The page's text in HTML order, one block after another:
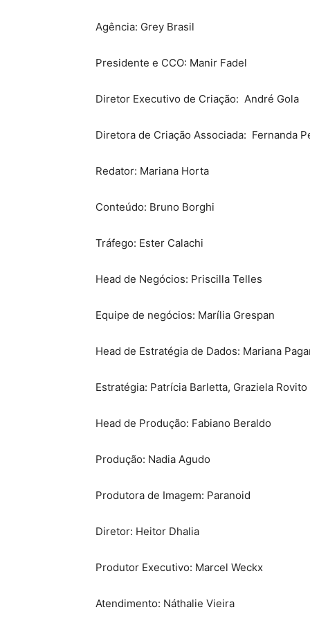
Agência: Grey Brasil
Presidente e CCO: Manir Fadel
Diretor Executivo de Criação: André Gola
Diretora de Criação Associada: Fernanda
Redator: Mariana Horta
Conteúdo: Bruno Borghi
Tráfego: Ester Calachi
Head de Negócios: Priscilla Telles
Equipe de negócios: Marília Grespan
Head de Estratégia de Dados: Mariana
Estratégia: Patrícia Barletta, Graziela Rovito
Head de Produção: Fabiano Beraldo
Produção: Nadia Agudo
Produtora de Imagem: Paranoid
Diretor: Heitor Dhalia
Produtor Executivo: Marcel Weckx
Atendimento: Náthalie Vieira